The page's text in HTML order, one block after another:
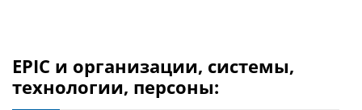
EPIC и организации, системы,
технологии, персоны: